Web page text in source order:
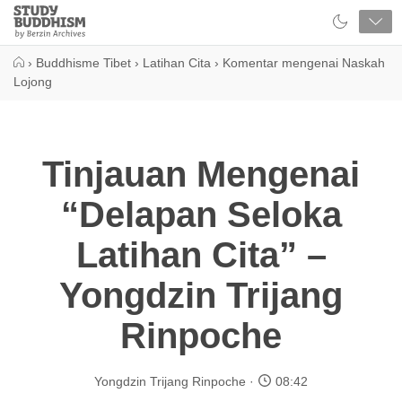
Close
Study
Buddhism
› Buddhisme Tibet › Latihan Cita › Komentar mengenai Naskah
Lojong
Tinjauan Mengenai
“Delapan Seloka
Latihan Cita” –
Yongdzin Trijang
Rinpoche
Yongdzin Trijang Rinpoche 08:42